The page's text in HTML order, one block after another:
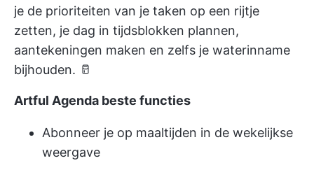
je de prioriteiten van je taken op een rijtje
zetten, je dag in tijdsblokken plannen,
aantekeningen maken en zelfs je waterinname
bijhouden. 🥛
Artful Agenda beste functies
Abonneer je op maaltijden in de wekelijkse
weergave